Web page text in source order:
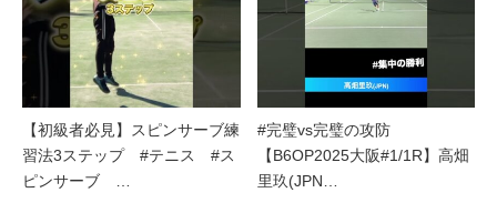
【初級者必見】スピンサーブ練
習法3ステップ #テニス #ス
ピンサーブ …
#完璧vs完璧の攻防
【B6OP2025大阪#1/1R】高畑
里玖(JPN…